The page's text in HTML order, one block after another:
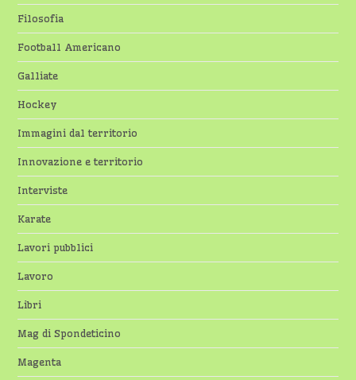
Filosofia
Football Americano
Galliate
Hockey
Immagini dal territorio
Innovazione e territorio
Interviste
Karate
Lavori pubblici
Lavoro
Libri
Mag di Spondeticino
Magenta